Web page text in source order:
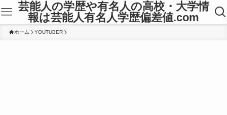
芸能人の学歴や有名人の高校・大学情
報は芸能人有名人学歴偏差値.com
ホーム YOUTUBER